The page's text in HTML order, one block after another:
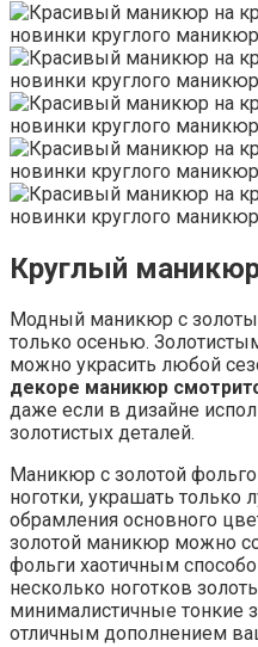
Круглый
Модный маникюр с
только осенью.
можно украсить любой
декоре маникюр
даже если в дизайне
золотистых деталей.
Маникюр с золотой
ноготки, украшать только
обрамления основного
золотой маникюр можно
фольги хаотичным
несколько ноготков
минималистичные тонкие
отличным дополнением